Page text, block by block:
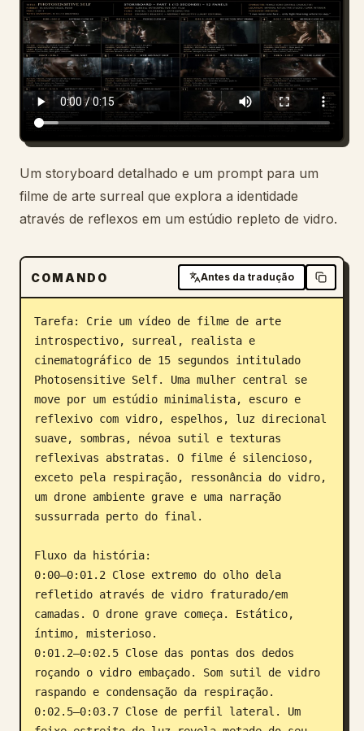
Blog
Atualizações
Um storyboard detalhado e um prompt para um
filme de arte surreal que explora a identidade
através de reflexos em um estúdio repleto de vidro.
COMANDO Antes da tradução
Tarefa: Crie um vídeo de filme de arte
introspectivo, surreal, realista e
cinematográfico de 15 segundos intitulado
Photosensitive Self. Uma mulher central se
move por um estúdio minimalista, escuro e
reflexivo com vidro, espelhos, luz direcional
suave, sombras, névoa sutil e texturas
reflexivas abstratas. O filme é silencioso,
exceto pela respiração, ressonância do vidro,
um drone ambiente grave e uma narração
sussurrada perto do final.
Fluxo da história:
0:00–0:01.2 Close extremo do olho dela
refletido através de vidro fraturado/em
camadas. O drone grave começa. Estático,
íntimo, misterioso.
0:01.2–0:02.5 Close das pontas dos dedos
roçando o vidro embaçado. Som sutil de vidro
raspando e condensação da respiração.
0:02.5–0:03.7 Close de perfil lateral. Um